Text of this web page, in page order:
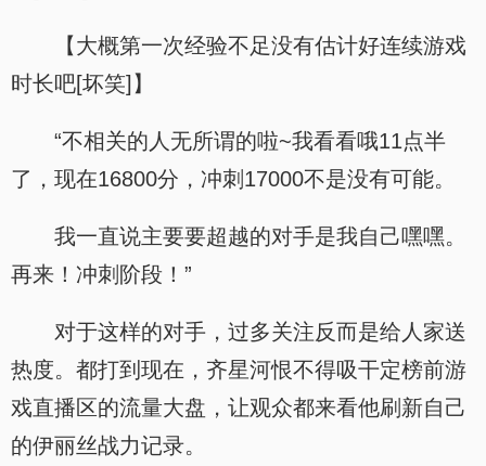
【大概第一次经验不足没有估计好连续游戏
时长吧[坏笑]】
“不相关的人无所谓的啦~我看看哦11点半
了，现在16800分，冲刺17000不是没有可能。
我一直说主要要超越的对手是我自己嘿嘿。
再来！冲刺阶段！”
对于这样的对手，过多关注反而是给人家送
热度。都打到现在，齐星河恨不得吸干定榜前游
戏直播区的流量大盘，让观众都来看他刷新自己
的伊丽丝战力记录。